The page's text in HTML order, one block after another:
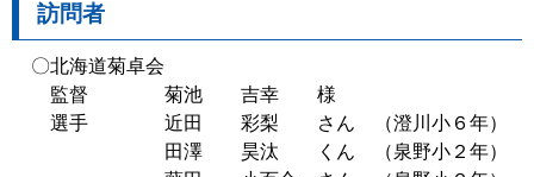
訪問者
〇北海道菊卓会
監督 菊池 吉幸 様
選手 近田 彩梨 さん （澄川小６年）
田澤 昊汰 くん （泉野小２年）